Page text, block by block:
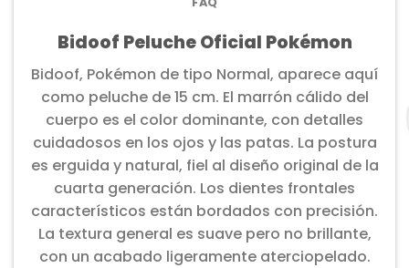
Bidoof Peluche Oficial Pokémon
Bidoof, Pokémon de tipo Normal, aparece aquí
como peluche de 15 cm. El marrón cálido del
cuerpo es el color dominante, con detalles
cuidadosos en los ojos y las patas. La postura
es erguida y natural, fiel al diseño original de la
cuarta generación. Los dientes frontales
característicos están bordados con precisión.
La textura general es suave pero no brillante,
con un acabado ligeramente aterciopelado.